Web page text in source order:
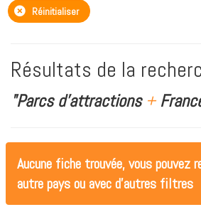
Réinitialiser
Résultats de la
"Parcs d'attractions +
Aucune fiche trouvée, vous pouvez
autre pays ou avec d'autres filtres